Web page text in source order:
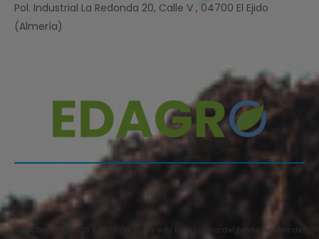
Pol. Industrial La Redonda 20, Calle V , 04700 El Ejido
(Almería)
UNICOM SERVICIOS Y GESTIÓN SL ha sido beneficiaria del Fondo Europeo de